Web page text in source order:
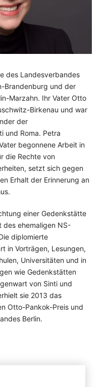
des Landesverbandes
Brandenburg und der
Marzahn. Ihr Vater Otto
Birkenau und war
der
und Roma. Petra
begonnene Arbeit in
die Rechte von
setzt sich gegen
Erhalt der Erinnerung an
einer Gedenkstätte
des ehemaligen NS-
diplomierte
in Vorträgen, Lesungen,
Universitäten und in
wie Gedenkstätten
von Sinti und
sie 2013 das
Otto-Pankok-Preis und
Berlin.